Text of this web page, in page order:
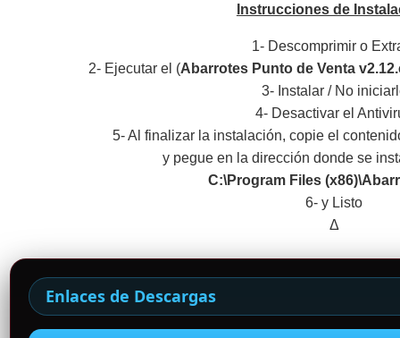
Instrucciones de
1- Descomprimir o
2- Ejecutar el (Abarrotes Punto de Venta
3- Instalar / No
4- Desactivar el
5- Al finalizar la instalación, copie el
y pegue en la dirección donde se
C:\Program Files
6- y Listo
Δ
Enlaces de Descargas